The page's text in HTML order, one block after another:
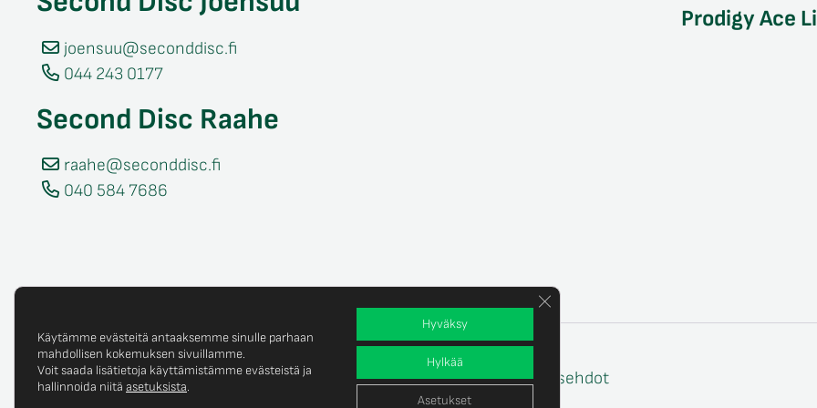
joensuu@seconddisc.fi
044 243 0177
Second Disc Raahe
raahe@seconddisc.fi
040 584 7686
Prodigy Ace
© Copyright 2025 Second Disc Oy Tietosuojaseloste Tilaus- ja toimitusehdot
Käytämme evästeitä antaaksemme sinulle parhaan
mahdollisen kokemuksen sivuillamme.
Voit saada lisätietoja käyttämistämme evästeistä ja
hallinnoida niitä asetuksista.
Hyväksy
Hylkää
Asetukset
Sulje evästebanneri